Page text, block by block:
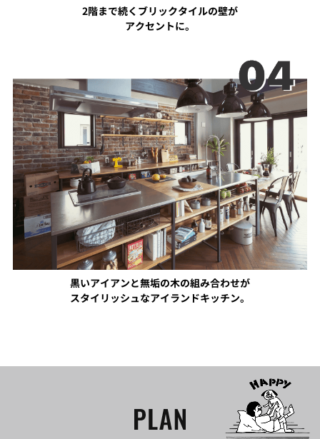
2階まで続くブリックタイルの壁が
アクセントに。
黒いアイアンと無垢の木の組み合わせが
スタイリッシュなアイランドキッチン。